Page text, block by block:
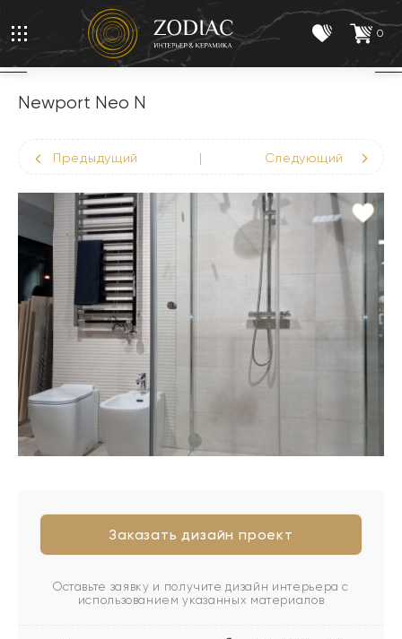
0
Newport Neo N
Предыдущий | Следующий
Заказать дизайн проект
Оставьте заявку и получите дизайн интерьера с
использованием указанных материалов